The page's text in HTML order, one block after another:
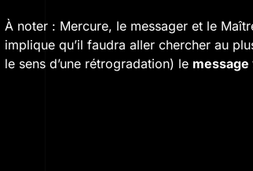
À noter : Mercure, le messager et le
implique qu’il faudra aller chercher au
le sens d’une rétrogradation) le